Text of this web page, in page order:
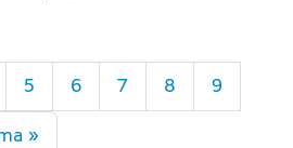
5 6 7 8 9
»